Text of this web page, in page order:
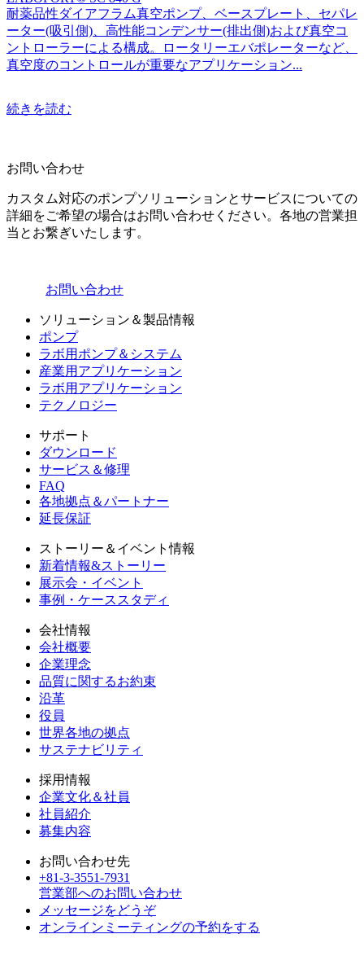
耐薬品性ダイアフラム真空ポンプ、ベースプレート、セパレ
ーター(吸引側)、高性能コンデンサー(排出側)および真空コ
ントローラーによる構成。ロータリーエバポレーターなど、
真空度のコントロールが重要なアプリケーション...
続きを読む
お問い合わせ
カスタム対応のポンプソリューションとサービスについての
詳細をご希望の場合はお問い合わせください。各地の営業担
当とお繋ぎいたします。
お問い合わせ
ソリューション＆製品情報
ポンプ
ラボ用ポンプ＆システム
産業用アプリケーション
ラボ用アプリケーション
テクノロジー
サポート
ダウンロード
サービス＆修理
FAQ
各地拠点＆パートナー
延長保証
ストーリー＆イベント情報
新着情報&ストーリー
展示会・イベント
事例・ケーススタディ
会社情報
会社概要
企業理念
品質に関するお約束
沿革
役員
世界各地の拠点
サステナビリティ
採用情報
企業文化＆社員
社員紹介
募集内容
お問い合わせ先
+81-3-3551-7931
営業部へのお問い合わせ
メッセージをどうぞ
オンラインミーティングの予約をする